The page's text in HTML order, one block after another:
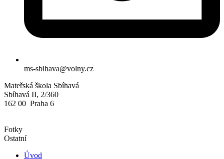
ms-sbihava@volny.cz
Mateřská škola Sbíhavá
Sbíhavá II, 2/360
162 00 Praha 6
Fotky
Ostatní
Úvod